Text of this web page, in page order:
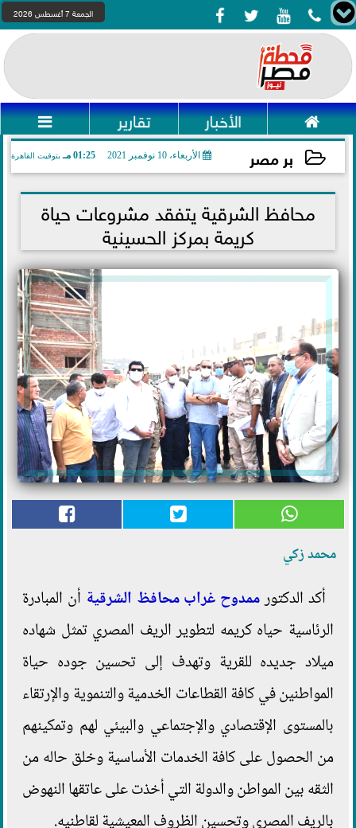
    الجمعة 7 أغسطس 2026
 الأخبار تقارير 
بر مصر الأربعاء، 10 نوفمبر 2021 01:25 مـ بتوقيت القاهرة
2021-11-10 13:25:21محافظ الشرقية يتفقد مشروعات حياة
كريمة بمركز الحسينية
محمد زكي
أكد الدكتورممدوح غرابمحافظ الشرقية أن المبادرة
الرئاسية حياه كريمه لتطوير الريف المصري تمثل شهاده
ميلاد جديده للقرية وتهدف إلى تحسين جوده حياة
المواطنين في كافة القطاعات الخدمية والتنموية والإرتقاء
بالمستوى الإقتصادي والإجتماعي والبيئي لهم وتمكينهم
من الحصول على كافة الخدمات الأساسية وخلق حاله من
الثقه بين المواطن والدولة التي أخذت على عاتقها النهوض